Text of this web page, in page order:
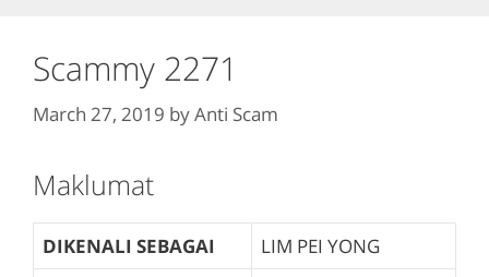
Scammy 2271
March 27, 2019 byAnti Scam
Maklumat
DIKENALI SEBAGAI
LIM PEI YONG